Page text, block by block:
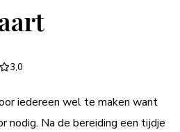
3,0
iedereen wel te maken want
nodig. Na de bereiding een tijdje